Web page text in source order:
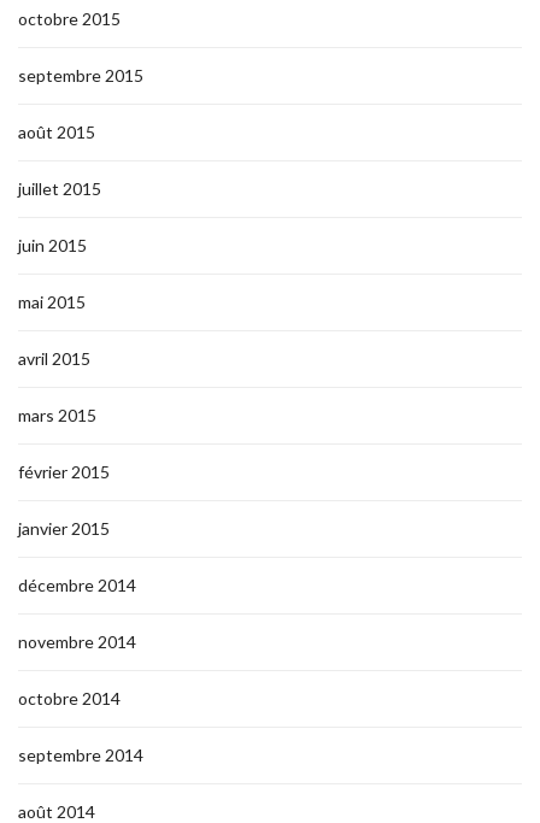
octobre 2015
septembre 2015
août 2015
juillet 2015
juin 2015
mai 2015
avril 2015
mars 2015
février 2015
janvier 2015
décembre 2014
novembre 2014
octobre 2014
septembre 2014
août 2014